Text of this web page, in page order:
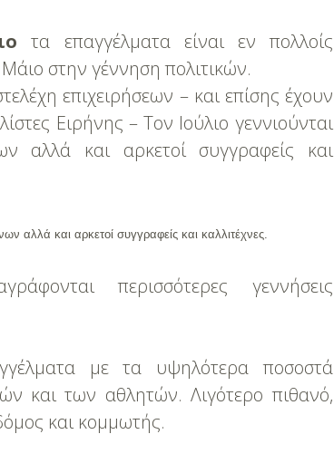
τα επαγγέλματα είναι εν πολλοίς
στην γέννηση πολιτικών.
επιχειρήσεων – και επίσης έχουν
Ειρήνης – Τον Ιούλιο γεννιούνται
αλλά και αρκετοί συγγραφείς και
αλλά και αρκετοί συγγραφείς και καλλιτέχνες.
περισσότερες γεννήσεις
με τα υψηλότερα ποσοστά
και των αθλητών. Λιγότερο πιθανό,
και κομμωτής.